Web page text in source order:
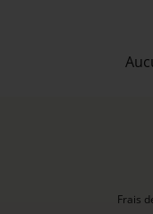
Frais